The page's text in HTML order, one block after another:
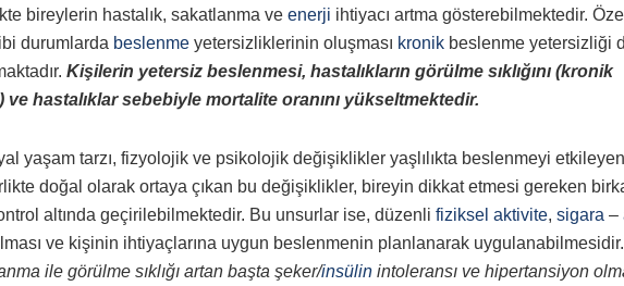
bireylerin hastalık, sakatlanma ve enerji ihtiyacı artma gösterebilmektedir.
durumlarda beslenme yetersizliklerinin oluşması kronik beslenme yetersizliği
Kişilerin yetersiz beslenmesi, hastalıkların görülme sıklığını (kronik
hastalıklar sebebiyle mortalite oranını yükseltmektedir.
yaşam tarzı, fizyolojik ve psikolojik değişiklikler yaşlılıkta beslenmeyi etkileyen
doğal olarak ortaya çıkan bu değişiklikler, bireyin dikkat etmesi gereken
altında geçirilebilmektedir. Bu unsurlar ise, düzenli fiziksel aktivite, sigara –
ve kişinin ihtiyaçlarına uygun beslenmenin planlanarak uygulanabilmesidir.
ile görülme sıklığı artan başta şeker/insülin intoleransı ve hipertansiyon